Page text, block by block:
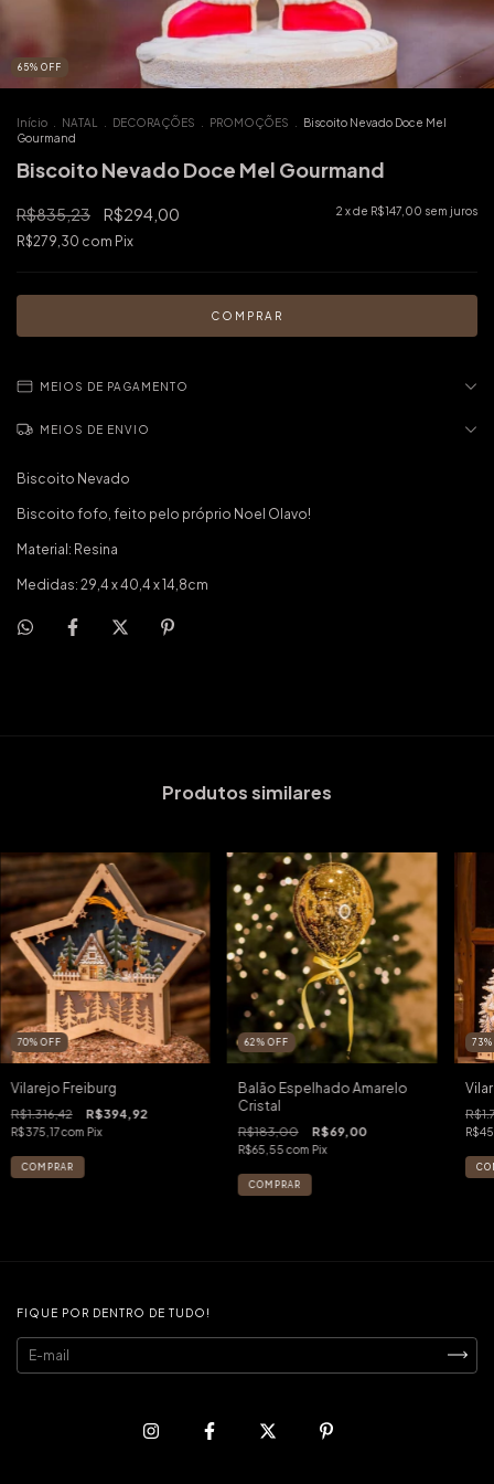
65% OFF
Início NATAL DECORAÇÕES PROMOÇÕES
Biscoito Nevado Doce Mel
Gourmand
Biscoito Nevado Doce Mel Gourmand
R$835,23 R$294,00 2 x de R$147,00 sem juros
R$279,30 com Pix
MEIOS DE PAGAMENTO
MEIOS DE ENVIO
Biscoito Nevado
Biscoito fofo, feito pelo próprio Noel Olavo!
Material: Resina
Medidas: 29,4 x 40,4 x 14,8cm
Produtos similares
70%OFF
Vilarejo Freiburg
R$1.316,42 R$394,92
R$375,17com Pix
62%OFF
Balão Espelhado Amarelo
Cristal
R$183,00 R$69,00
R$65,55com Pix
73%
FIQUE POR DENTRO DE TUDO!